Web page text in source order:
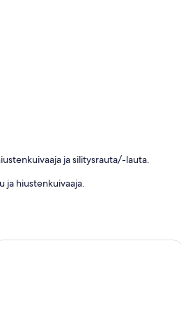
ja silitysrauta/-lauta.
ja hiustenkuivaaja.
Charme (lähellä keskustaa,